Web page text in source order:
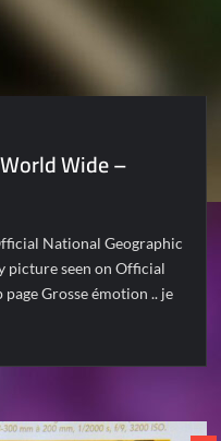
World Wide –
National Geographic
picture seen on Official
Grosse émotion .. je